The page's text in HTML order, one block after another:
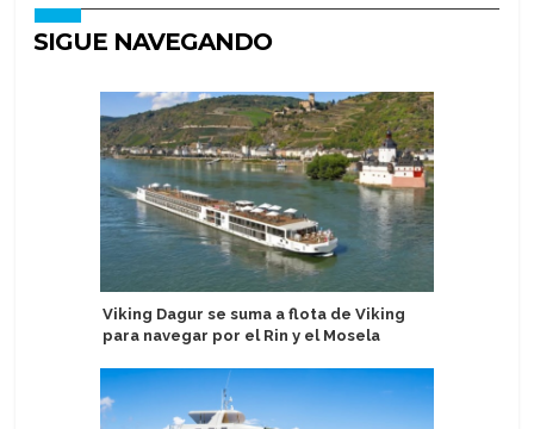
SIGUE NAVEGANDO
Viking Dagur se suma a flota de Viking
para navegar por el Rin y el Mosela